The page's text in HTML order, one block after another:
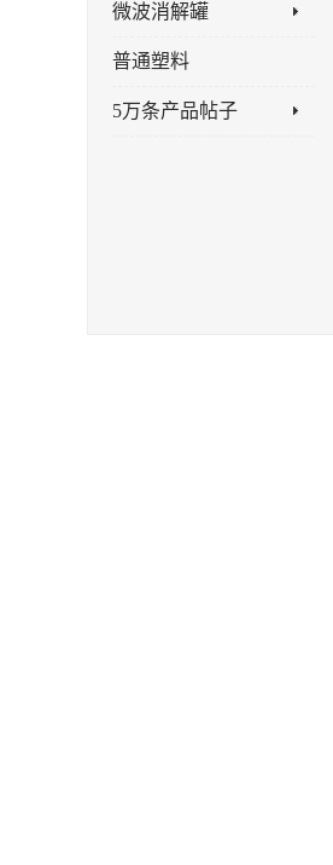
微波消解罐
普通塑料
5万条产品帖子